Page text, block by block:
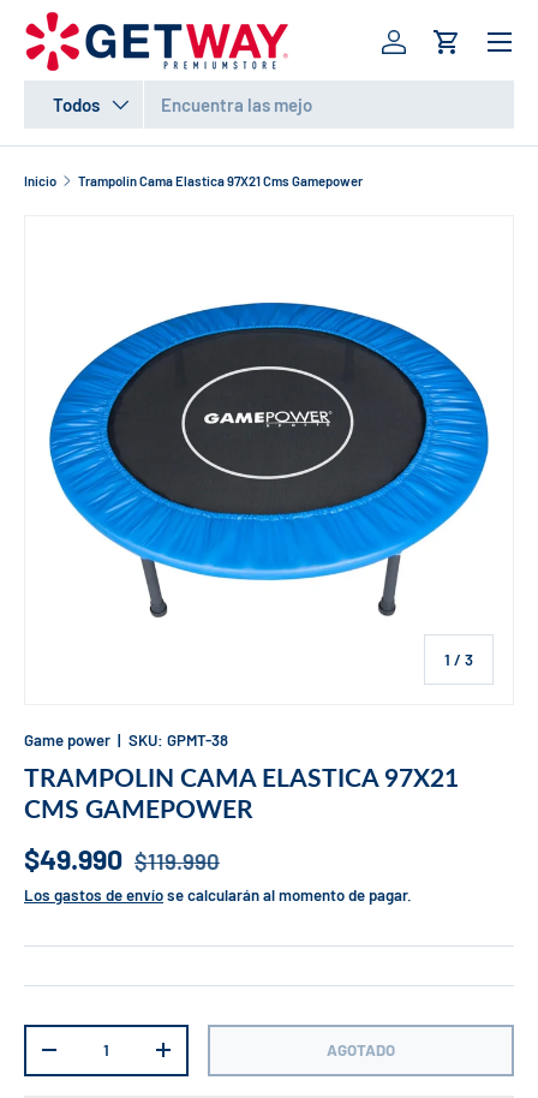
IR AL CONTENIDO
Todos
Iniciar sesión
Carrito
Inicio Trampolin Cama Elastica 97X21 Cms Gamepower
1 / de
3
Game power | SKU: GPMT-38
TRAMPOLIN CAMA ELASTICA 97X21
CMS GAMEPOWER
$49.990 $119.990
Los gastos de envíose calcularán al momento de pagar.
-
+ AGOTADO